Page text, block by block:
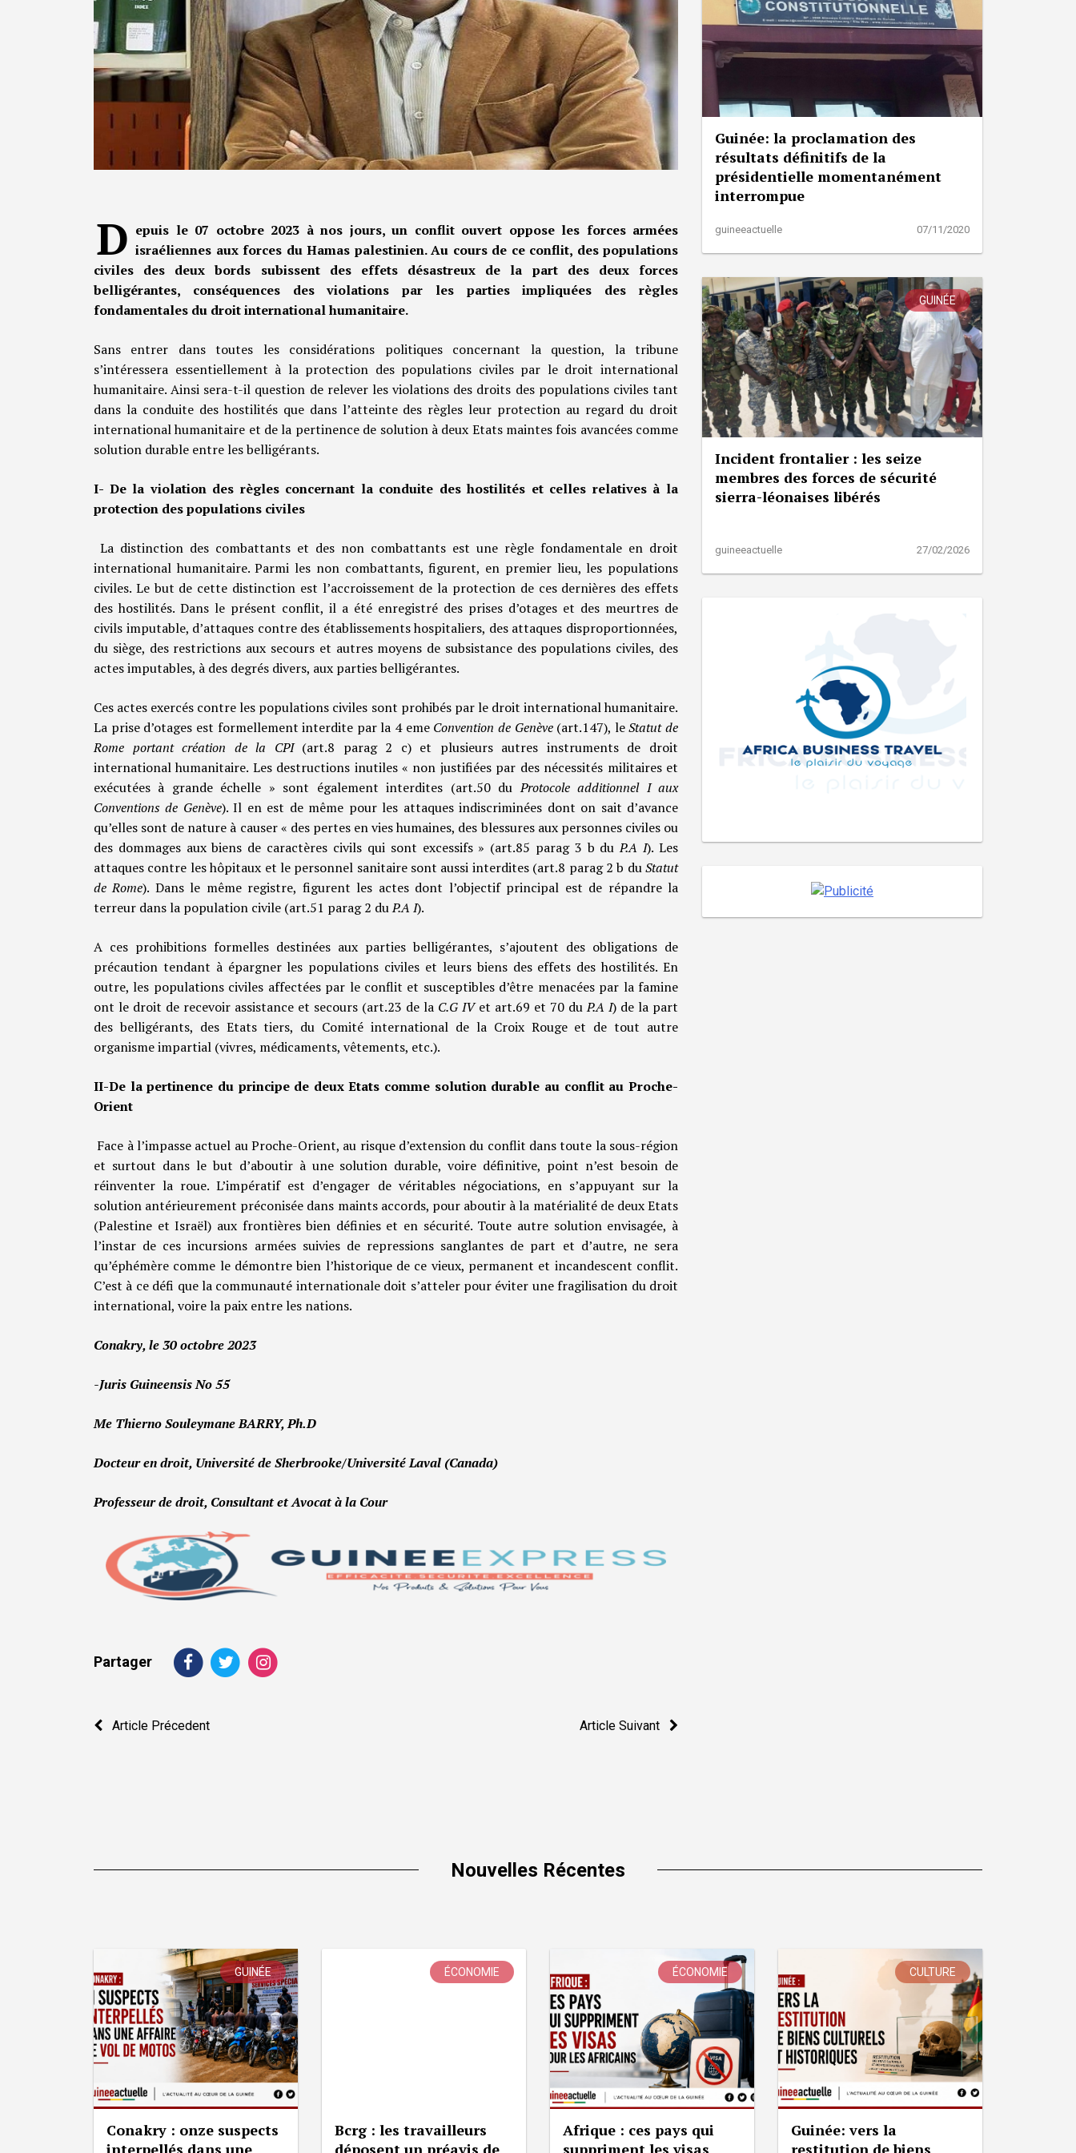
D epuis le 07 octobre 2023 à nos jours, un conflit ouvert oppose les forces armées
israéliennes aux forces du Hamas palestinien. Au cours de ce conflit, des populations
civiles des deux bords subissent des effets désastreux de la part des deux forces
belligérantes, conséquences des violations par les parties impliquées des règles
fondamentales du droit international humanitaire.
Sans entrer dans toutes les considérations politiques concernant la question, la tribune
s’intéressera essentiellement à la protection des populations civiles par le droit international
humanitaire. Ainsi sera-t-il question de relever les violations des droits des populations civiles tant
dans la conduite des hostilités que dans l’atteinte des règles leur protection au regard du droit
international humanitaire et de la pertinence de solution à deux Etats maintes fois avancées comme
solution durable entre les belligérants.
I- De la violation des règles concernant la conduite des hostilités et celles relatives à la
protection des populations civiles
La distinction des combattants et des non combattants est une règle fondamentale en droit
international humanitaire. Parmi les non combattants, figurent, en premier lieu, les populations
civiles. Le but de cette distinction est l’accroissement de la protection de ces dernières des effets
des hostilités. Dans le présent conflit, il a été enregistré des prises d’otages et des meurtres de
civils imputable, d’attaques contre des établissements hospitaliers, des attaques disproportionnées,
du siège, des restrictions aux secours et autres moyens de subsistance des populations civiles, des
actes imputables, à des degrés divers, aux parties belligérantes.
Ces actes exercés contre les populations civiles sont prohibés par le droit international humanitaire.
La prise d’otages est formellement interdite par la 4 eme Convention de Genève(art.147), leStatut de
Rome portant création de la CPI (art.8 parag 2 c) et plusieurs autres instruments de droit
international humanitaire. Les destructions inutiles « non justifiées par des nécessités militaires et
exécutées à grande échelle » sont également interdites (art.50 duProtocole additionnel I aux
Conventions de Genève). Il en est de même pour les attaques indiscriminées dont on sait d’avance
qu’elles sont de nature à causer « des pertes en vies humaines, des blessures aux personnes civiles ou
des dommages aux biens de caractères civils qui sont excessifs » (art.85 parag 3 b duP.A I). Les
attaques contre les hôpitaux et le personnel sanitaire sont aussi interdites (art.8 parag 2 b duStatut
de Rome). Dans le même registre, figurent les actes dont l’objectif principal est de répandre la
terreur dans la population civile (art.51 parag 2 duP.A I).
A ces prohibitions formelles destinées aux parties belligérantes, s’ajoutent des obligations de
précaution tendant à épargner les populations civiles et leurs biens des effets des hostilités. En
outre, les populations civiles affectées par le conflit et susceptibles d’être menacées par la famine
ont le droit de recevoir assistance et secours (art.23 de la C.G IVet art.69 et 70 duP.A I) de la part
des belligérants, des Etats tiers, du Comité international de la Croix Rouge et de tout autre
organisme impartial (vivres, médicaments, vêtements, etc.).
II-De la pertinence du principe de deux Etats comme solution durable au conflit au Proche-
Orient
Face à l’impasse actuel au Proche-Orient, au risque d’extension du conflit dans toute la sous-région
et surtout dans le but d’aboutir à une solution durable, voire définitive, point n’est besoin de
réinventer la roue. L’impératif est d’engager de véritables négociations, en s’appuyant sur la
solution antérieurement préconisée dans maints accords, pour aboutir à la matérialité de deux Etats
(Palestine et Israël) aux frontières bien définies et en sécurité. Toute autre solution envisagée, à
l’instar de ces incursions armées suivies de repressions sanglantes de part et d’autre, ne sera
qu’éphémère comme le démontre bien l’historique de ce vieux, permanent et incandescent conflit.
C’est à ce défi que la communauté internationale doit s’atteler pour éviter une fragilisation du droit
international, voire la paix entre les nations.
Conakry, le 30 octobre 2023
-Juris Guineensis No 55
Me Thierno Souleymane BARRY, Ph.D
Docteur en droit, Université de Sherbrooke/Université Laval (Canada)
Professeur de droit, Consultant et Avocat à la Cour
Partager
Navigation
Article Précedent Article Suivant
Guinée: la proclamation des
résultats définitifs de la
présidentielle momentanément
interrompue
guineeactuelle 07/11/2020
GUINÉE
Incident frontalier : les seize
membres des forces de sécurité
sierra-léonaises libérés
guineeactuelle 27/02/2026
Nouvelles Récentes
GUINÉE
Conakry : onze suspects
interpellés dans une
ÉCONOMIE
Bcrg : les travailleurs
déposent un préavis de
ÉCONOMIE
Afrique : ces pays qui
suppriment les visas
CULTURE
Guinée: vers la
restitution de biens